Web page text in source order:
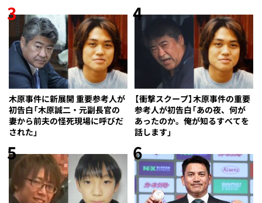
3
木原事件に新展開 重要参考人が
初告白「木原誠二・元副長官の
妻から前夫の怪死現場に呼びだ
された」
4
【衝撃スクープ】木原事件の重要
参考人が初告白「あの夜、何が
あったのか。俺が知るすべてを
話します」
5 6